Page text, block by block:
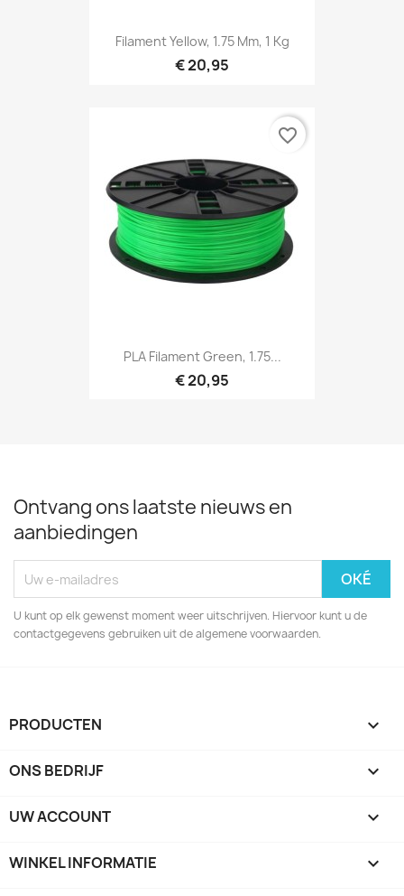
Filament Yellow, 1.75 Mm, 1 Kg
€ 20,95
PLA Filament Green, 1.75...
€ 20,95
favorite_border
Ontvang ons laatste nieuws en
aanbiedingen
U kunt op elk gewenst moment weer uitschrijven. Hiervoor kunt u de
contactgegevens gebruiken uit de algemene voorwaarden.
PRODUCTEN 
ONS BEDRIJF 
UW ACCOUNT 
WINKEL INFORMATIE keyboard_arrow_down